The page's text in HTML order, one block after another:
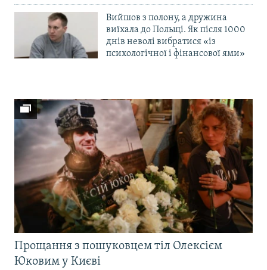
Вийшов з полону, а дружина
виїхала до Польщі. Як після 1000
днів неволі вибратися «із
психологічної і фінансової ями»
Прощання з пошуковцем тіл Олексієм
Юковим у Києві